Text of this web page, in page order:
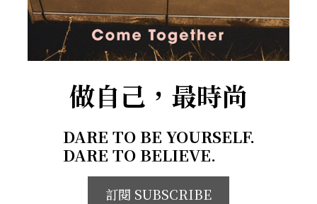
做自己，最時尚
DARE TO BE YOURSELF.
DARE TO BELIEVE.
訂閱 SUBSCRIBE